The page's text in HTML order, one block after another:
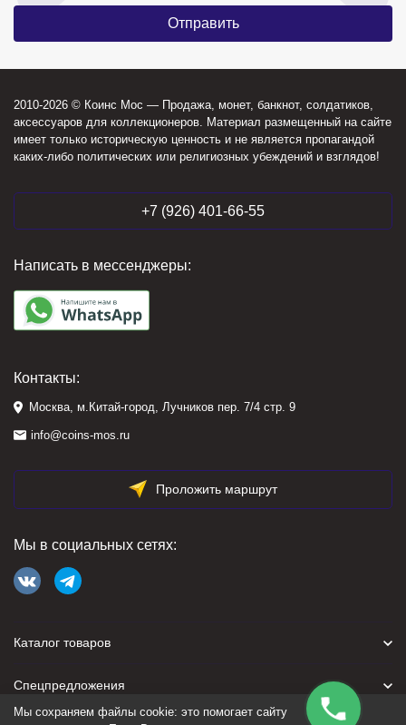
2010-2026 © Коинс Мос — Продажа, монет, банкнот, солдатиков,
аксессуаров для коллекционеров. Материал размещенный на сайте
имеет только историческую ценность и не является пропагандой
каких-либо политических или религиозных убеждений и взглядов!
+7 (926) 401-66-55
Написать в мессенджеры:
Контакты:
Москва, м.Китай-город, Лучников пер. 7/4 стр. 9
info@coins-mos.ru
Проложить маршрут
Мы в социальных сетях:
Каталог товаров
Спецпредложения
Мы сохраняем файлы cookie: это помогает сайту